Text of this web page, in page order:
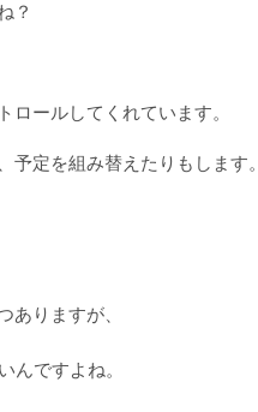
？
ロールしてくれています。
予定を組み替えたりもします。
ありますが、
んですよね。